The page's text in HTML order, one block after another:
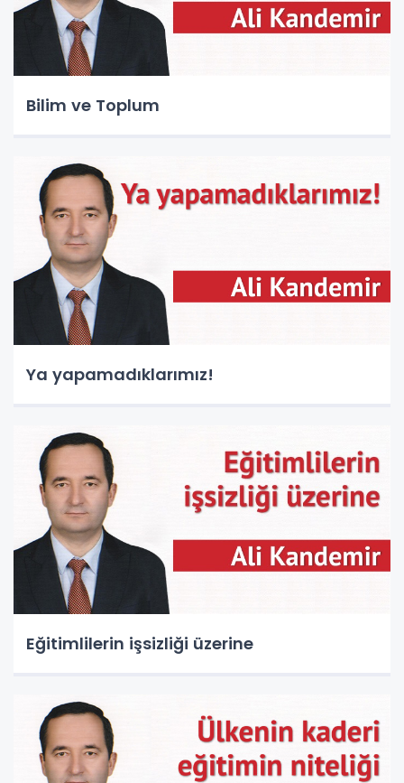
Bilim ve Toplum
Ya yapamadıklarımız!
Eğitimlilerin işsizliği üzerine